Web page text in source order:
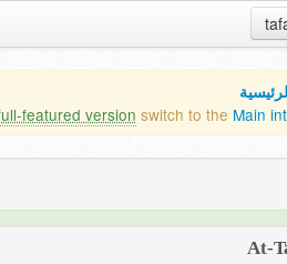
featured version switch to the Main